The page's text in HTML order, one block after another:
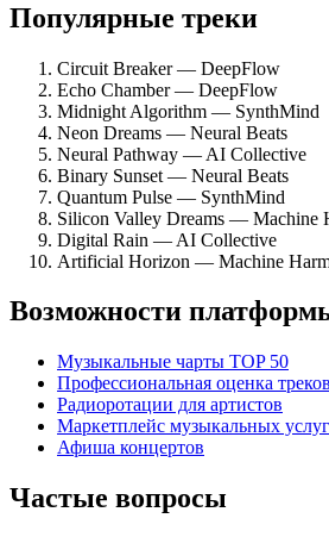
Популярные треки
Circuit Breaker — DeepFlow
Echo Chamber — DeepFlow
Midnight Algorithm — SynthMind
Neon Dreams — Neural Beats
Neural Pathway — AI Collective
Binary Sunset — Neural Beats
Quantum Pulse — SynthMind
Silicon Valley Dreams — Machine
Digital Rain — AI Collective
Artificial Horizon — Machine
Возможности
Музыкальные чарты TOP 50
Профессиональная оценка треков
Радиоротации для артистов
Маркетплейс музыкальных услуг
Афиша концертов
Частые вопросы